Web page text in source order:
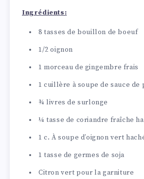
Ingrédients:
8 tasses de bouillon de boeuf
1/2 oignon
1 morceau de gingembre frais
1 cuillère à soupe de sauce de
¾ livres de surlonge
¼ tasse de coriandre fraîche
1 c. À soupe d’oignon vert
1 tasse de germes de soja
Citron vert pour la garniture